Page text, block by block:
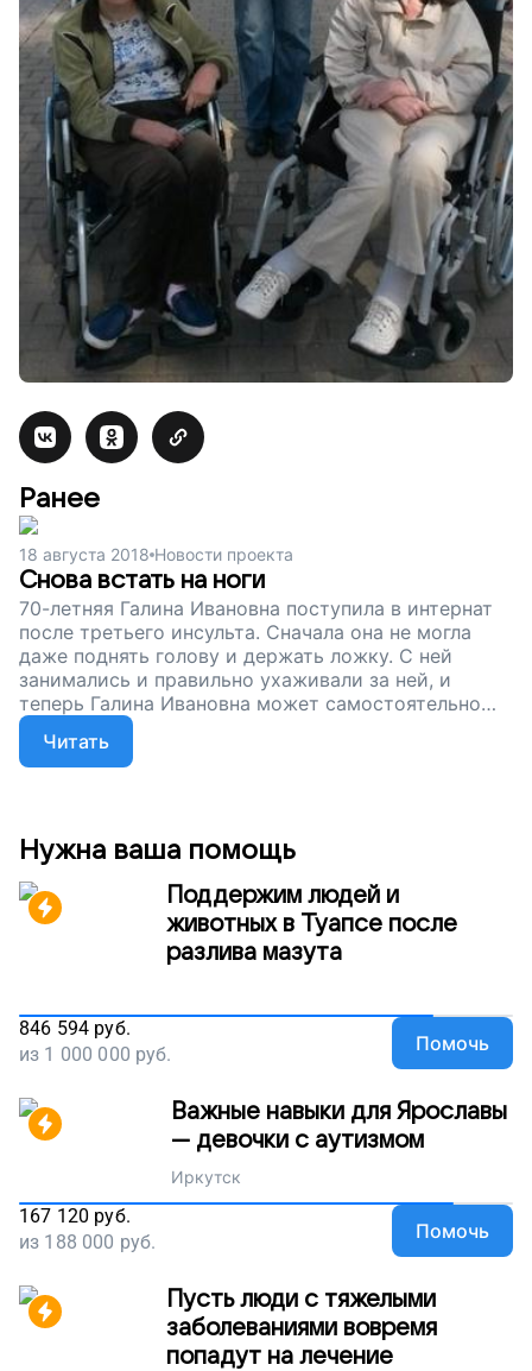
Ранее
18 августа 2018 Новости проекта
Снова встать на ноги
70-летняя Галина Ивановна поступила в интернат
после третьего инсульта. Сначала она не могла
даже поднять голову и держать ложку. С ней
занимались и правильно ухаживали за ней, и
теперь Галина Ивановна может самостоятельно
сидеть на краю кровати, самостоятельно есть.
Сейчас мы собираем деньги на оплату сиделки для
другой нашей подопечной, Людмилы Евгеньевны. У
Людмиле Евгеньевне жить, как мы: по утрам
вставать с кровати, завтракать, перед выходом из
дома наносить макияж и прихорашиваться.
Поддержите наш проект!
Читать
Нужна ваша помощь
Поддержим людей и
животных в Туапсе после
разлива мазута
846 594 руб.
из 1 000 000 руб. Помочь
Важные навыки для Ярославы
— девочки с аутизмом
Иркутск
167 120 руб.
из 188 000 руб. Помочь
Пусть люди с тяжелыми
заболеваниями вовремя
попадут на лечение